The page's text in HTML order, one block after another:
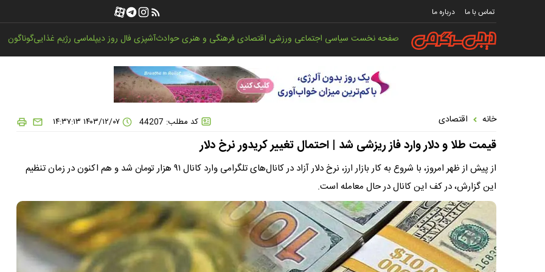
تماس با ما درباره ما
صفحه نخستسیاسی اجتماعی ورزشی اقتصادیفرهنگی و هنریحوادثآشپزیفال روزدیپلماسی رژیم غذاییگوناگون
خانه اقتصادی کد مطلب: 44207 ۱۴۰۳/۱۲/۰۷ ۱۴:۳۷:۱۳
قیمت طلا و دلار وارد فاز ریزشی شد | احتمال تغییر کریدور نرخ دلار
از پیش از ظهر امروز، با شروع به کار بازار ارز، نرخ دلار آزاد در کانال‌های تلگرامی وارد کانال ۹۱ هزار تومان شد و هم اکنون در زمان تنظیم
این گزارش، در کف این کانال در حال معامله است.